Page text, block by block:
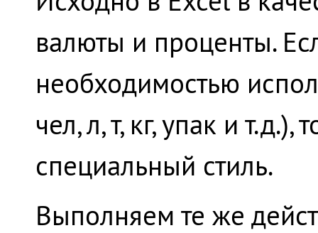
валюты и проценты.
необходимостью
чел, л, т, кг, упак и
специальный стиль.
Выполняем те же